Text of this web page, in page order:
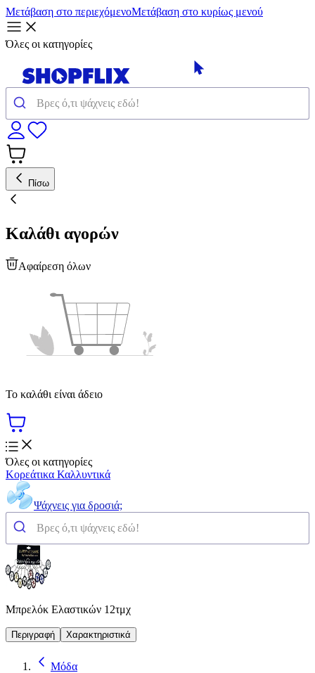
Μετάβαση στο περιεχόμενοΜετάβαση στο κυρίως μενού
Όλες οι κατηγορίες
Πίσω
Καλάθι αγορών
Αφαίρεση όλων
Το καλάθι είναι άδειο
Όλες οι κατηγορίες
Κορεάτικα Καλλυντικά
Ψάχνεις για δροσιά;
Μπρελόκ Ελαστικών 12τμχ
Περιγραφή Χαρακτηριστικά
Μόδα